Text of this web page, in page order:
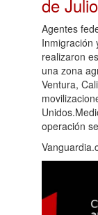
de
Agentes
Inmigración
realizaron
una zona
Ventura,
operación